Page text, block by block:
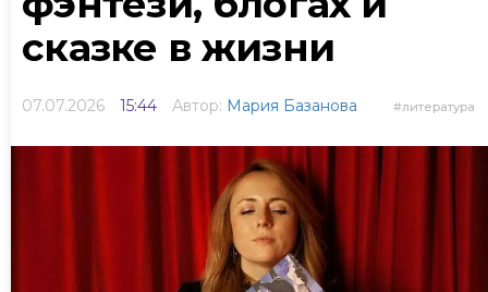
сказке в жизни
07.07.2026 15:44 Автор: Мария Базанова литература